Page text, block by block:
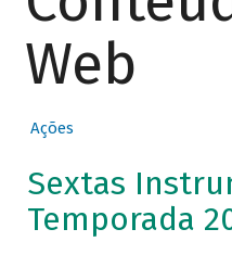
Web
Ações
Sextas
Temporada